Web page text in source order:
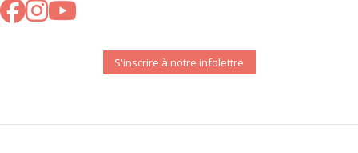
S'inscrire à notre infolettre